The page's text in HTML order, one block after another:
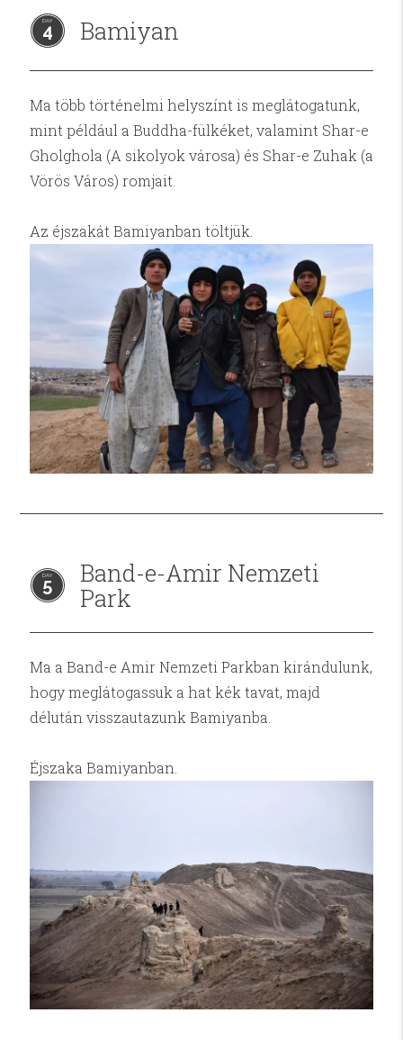
4 Bamiyan
Ma több történelmi helyszínt is meglátogatunk,
mint például a Buddha-fülkéket, valamint Shar-e
Gholghola (A sikolyok városa) és Shar-e Zuhak (a
Vörös Város) romjait.
Az éjszakát Bamiyanban töltjük.
5
Band-e-Amir Nemzeti
Park
Ma a Band-e Amir Nemzeti Parkban kirándulunk,
hogy meglátogassuk a hat kék tavat, majd
délután visszautazunk Bamiyanba.
Éjszaka Bamiyanban.